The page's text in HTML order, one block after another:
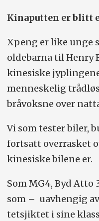
Rekkevidde/
Maksimal
0–100/toppfart
km/t.
Bagasjerom/
liter/1500/50 kg.
Kinaputten er blitt
Xpeng er like
oldebarna til Henry
kinesiske
menneskelig
bråvoksne over
Vi som tester biler,
fortsatt overrasket
kinesiske bilene er.
Som MG4, Byd Atto
som – uavhengig
tetsjiktet i sine